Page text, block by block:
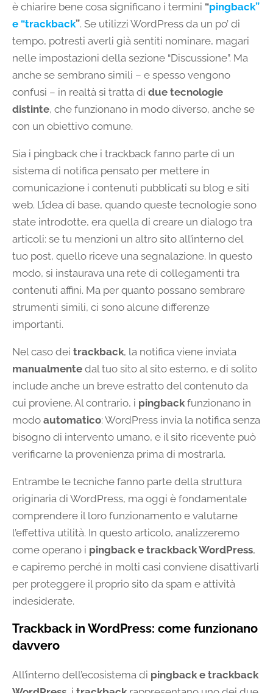
è chiarire bene cosa significano i termini “pingback”
e “trackback”. Se utilizzi WordPress da un po’ di
tempo, potresti averli già sentiti nominare, magari
nelle impostazioni della sezione “Discussione”. Ma
anche se sembrano simili – e spesso vengono
confusi – in realtà si tratta di due tecnologie
distinte, che funzionano in modo diverso, anche se
con un obiettivo comune.
Sia i pingback che i trackback fanno parte di un
sistema di notifica pensato per mettere in
comunicazione i contenuti pubblicati su blog e siti
web. L’idea di base, quando queste tecnologie sono
state introdotte, era quella di creare un dialogo tra
articoli: se tu menzioni un altro sito all’interno del
tuo post, quello riceve una segnalazione. In questo
modo, si instaurava una rete di collegamenti tra
contenuti affini. Ma per quanto possano sembrare
strumenti simili, ci sono alcune differenze
importanti.
Nel caso dei trackback, la notifica viene inviata
manualmente dal tuo sito al sito esterno, e di solito
include anche un breve estratto del contenuto da
cui proviene. Al contrario, i pingbackfunzionano in
modo automatico: WordPress invia la notifica senza
bisogno di intervento umano, e il sito ricevente può
verificarne la provenienza prima di mostrarla.
Entrambe le tecniche fanno parte della struttura
originaria di WordPress, ma oggi è fondamentale
comprendere il loro funzionamento e valutarne
l’effettiva utilità. In questo articolo, analizzeremo
come operano i pingback e trackback WordPress,
e capiremo perché in molti casi conviene disattivarli
per proteggere il proprio sito da spam e attività
indesiderate.
Trackback in WordPress: come funzionano
davvero
All’interno dell’ecosistema di pingback e trackback